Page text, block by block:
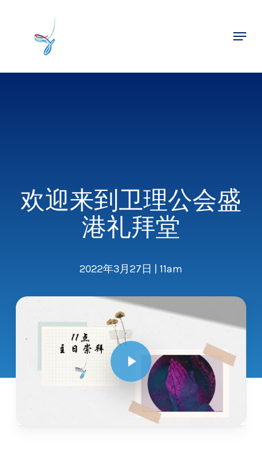
Menu
欢迎来到卫理公会盛
港礼拜堂
2022年3月27日 | 11am
Play Video
Close